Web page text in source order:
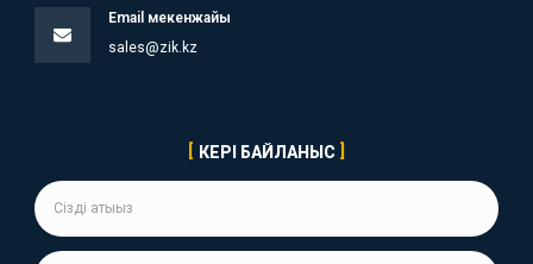
Email мекенжайы
sales@zik.kz
КЕРІ БАЙЛАНЫС